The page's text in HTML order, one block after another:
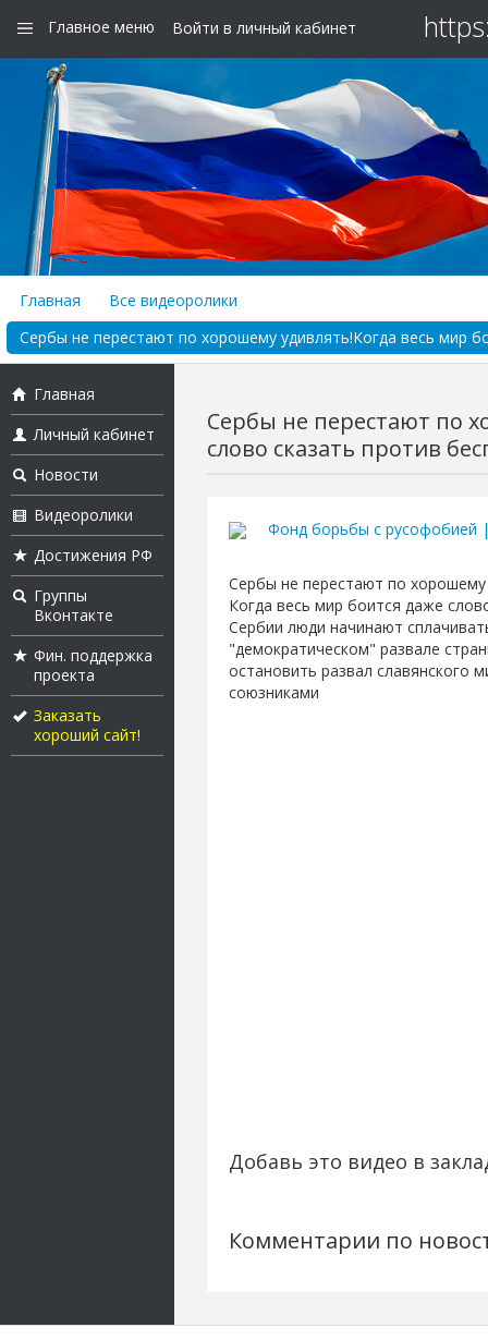
Главное меню Войти в личный кабинет
Главная
Все видеоролики
Сербы не перестают по хорошему удивлять!Когда весь мир
Главная
Личный кабинет
Новости
Видеоролики
Достижения РФ
Группы
Вконтакте
Фин. поддержка
проекта
Заказать
хороший сайт!
Сербы не перестают по
слово сказать против
Фонд борьбы с русофобией
Сербы не перестают по хорошему
Когда весь мир боится даже
Сербии люди начинают
"демократическом" развале
остановить развал славянского
союзниками
Добавь это видео в
Комментарии по